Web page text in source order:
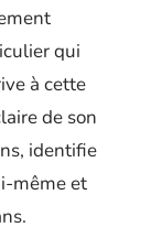
qui
à cette
de son
identifie
même et